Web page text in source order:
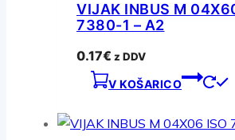
VIJAK INBUS M
7380-1 – A2
0.17€ z DDV
V KOŠARICO